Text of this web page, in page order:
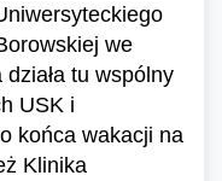
we
tu wspólny
USK i
końca wakacji na
Klinika